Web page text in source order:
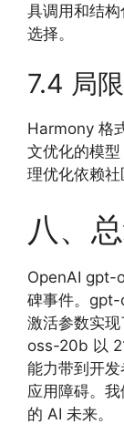
具调用和结
选择。
7.4 局
Harmony 格
文优化的模
理优化依赖社
八、
OpenAI gpt-
碑事件。gpt-
激活参数实
oss-20b 以
能力带到开
应用障碍。
的 AI 未来。